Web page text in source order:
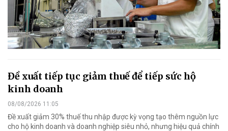
Đề xuất tiếp tục giảm thuế để tiếp sức hộ
kinh doanh
08/08/2026 11:05
Đề xuất giảm 30% thuế thu nhập được kỳ vọng tạo thêm nguồn lực
cho hộ kinh doanh và doanh nghiệp siêu nhỏ, nhưng hiệu quả chính